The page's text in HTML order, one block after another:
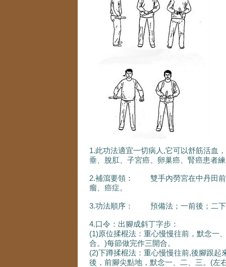
1.此功法適宜一切病人,它可以舒筋活血
垂、脫肛、子宮癌、卵巢癌、腎癌患者
2.補瀉要領： 雙手內勞宮在中丹田前
瘤、癌症。
3.功法順序： 預備法；一前後；二下
4.口令：出腳成斜丁字步：
(1)原位揉棍法：重心慢慢往前，默念一
合。)每節做完作三開合。
(2)下蹲揉棍法：重心慢慢往前,後腳跟
後，前腳尖點地，默念一、二、三。(左